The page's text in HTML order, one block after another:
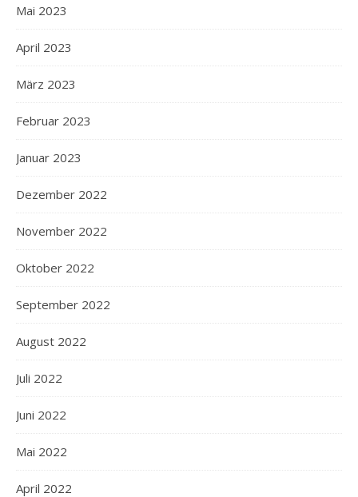
Mai 2023
April 2023
März 2023
Februar 2023
Januar 2023
Dezember 2022
November 2022
Oktober 2022
September 2022
August 2022
Juli 2022
Juni 2022
Mai 2022
April 2022